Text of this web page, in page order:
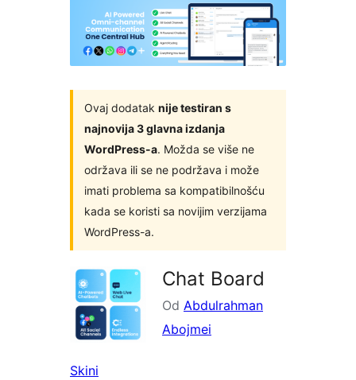
Ovaj dodatak nije testiran s
najnovija 3 glavna izdanja
WordPress-a. Možda se više ne
održava ili se ne podržava i može
imati problema sa kompatibilnošću
kada se koristi sa novijim verzijama
WordPress-a.
Chat Board
Od Abdulrahman
Abojmei
Skini